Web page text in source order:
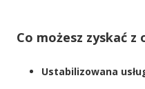
Co możesz zyskać
Ustabilizowana